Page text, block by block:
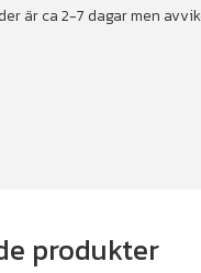
är ca 2-7 dagar men
produkter